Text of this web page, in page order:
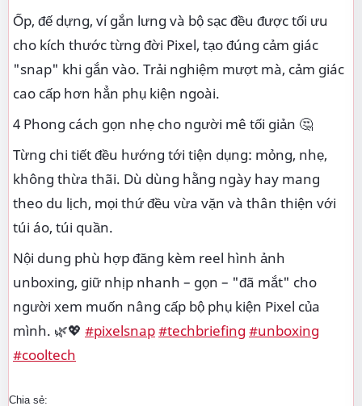
Ốp, đế dựng, ví gắn lưng và bộ sạc đều được tối ưu
cho kích thước từng đời Pixel, tạo đúng cảm giác
"snap" khi gắn vào. Trải nghiệm mượt mà, cảm giác
cao cấp hơn hẳn phụ kiện ngoài.
4 Phong cách gọn nhẹ cho người mê tối giản 🤔
Từng chi tiết đều hướng tới tiện dụng: mỏng, nhẹ,
không thừa thãi. Dù dùng hằng ngày hay mang
theo du lịch, mọi thứ đều vừa vặn và thân thiện với
túi áo, túi quần.
Nội dung phù hợp đăng kèm reel hình ảnh
unboxing, giữ nhịp nhanh – gọn – "đã mắt" cho
người xem muốn nâng cấp bộ phụ kiện Pixel của
mình. 🌿💖 #pixelsnap#techbriefing #unboxing
#cooltech